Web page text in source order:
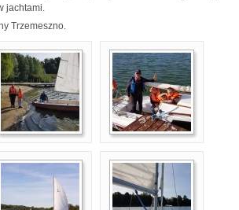
rejsów jachtami.
Trzemeszno.